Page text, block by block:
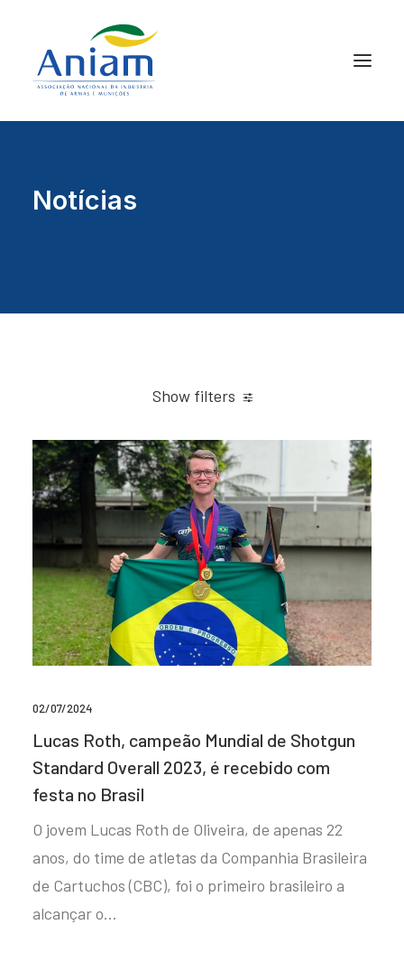
Notícias
Show filters
02/07/2024
Lucas Roth, campeão Mundial de Shotgun
Standard Overall 2023, é recebido com
festa no Brasil
O jovem Lucas Roth de Oliveira, de apenas 22
anos, do time de atletas da Companhia Brasileira
de Cartuchos (CBC), foi o primeiro brasileiro a
alcançar o…